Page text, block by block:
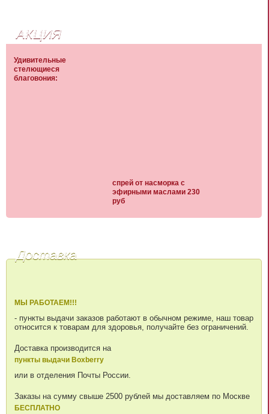
АКЦИЯ
Удивительные
стелющиеся
благовония:
спрей от насморка с
эфирными маслами 230
руб
Доставка
МЫ РАБОТАЕМ!!!
- пункты выдачи заказов работают в обычном режиме, наш товар
относится к товарам для здоровья, получайте без ограничений.
Доставка производится на
пункты выдачи Boxberry
или в отделения Почты России.
Заказы на сумму свыше 2500 рублей мы доставляем по Москве
БЕСПЛАТНО